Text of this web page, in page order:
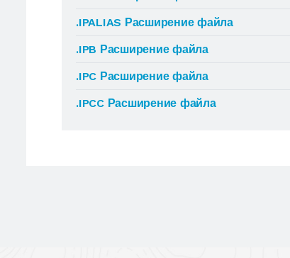
.IPALIAS Расширение файла
.IPB Расширение файла
.IPC Расширение файла
.IPCC Расширение файла